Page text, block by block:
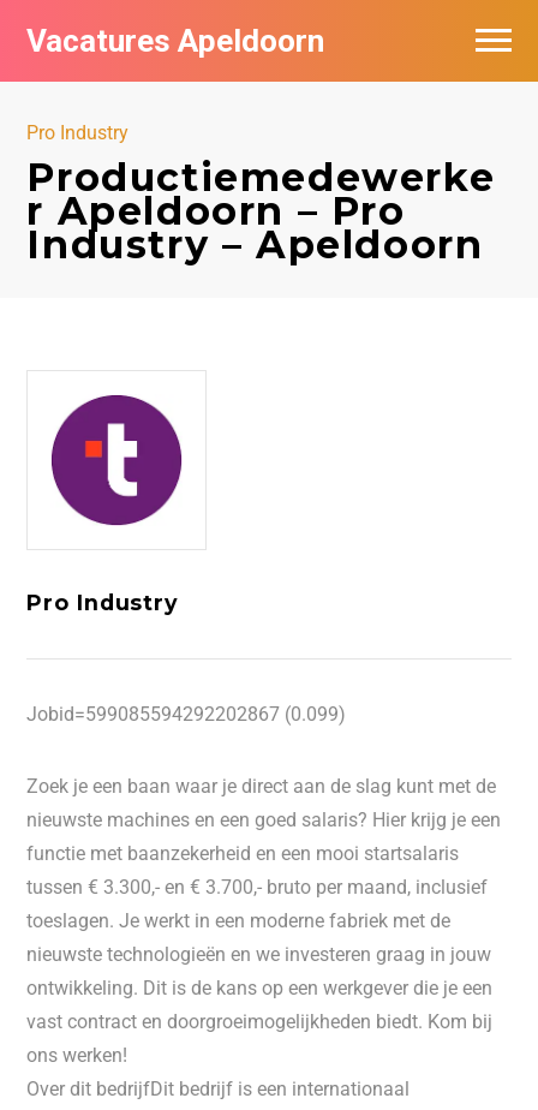
Vacatures Apeldoorn
Pro Industry
Productiemedewerke
r Apeldoorn – Pro
Industry – Apeldoorn
Pro Industry
Jobid=599085594292202867 (0.099)
Zoek je een baan waar je direct aan de slag kunt met de
nieuwste machines en een goed salaris? Hier krijg je een
functie met baanzekerheid en een mooi startsalaris
tussen € 3.300,- en € 3.700,- bruto per maand, inclusief
toeslagen. Je werkt in een moderne fabriek met de
nieuwste technologieën en we investeren graag in jouw
ontwikkeling. Dit is de kans op een werkgever die je een
vast contract en doorgroeimogelijkheden biedt. Kom bij
ons werken!
Over dit bedrijfDit bedrijf is een internationaal
Vacatures per bedrijf
De populairste vacatures in Apeldoorn
Nieuwsbrief feed